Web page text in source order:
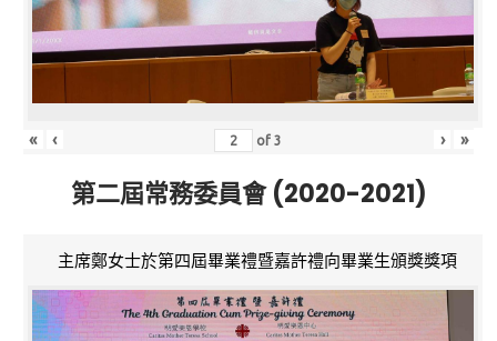
« ‹ of3 › »
第二屆常務委員會 (2020-2021)
主席鄭女士於第四屆畢業禮暨嘉許禮向畢業生頒獎獎項